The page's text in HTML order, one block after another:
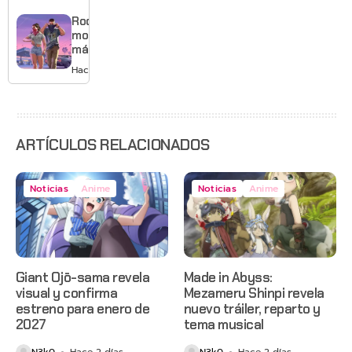
gráficos
y mucho
Mario
Rockstar
mostrará
más de
GTA 6 en
agosto
Hace 3 días
ARTÍCULOS RELACIONADOS
Noticias Anime
Giant Ojō-sama revela
visual y confirma
estreno para enero de
2027
Noticias Anime
Made in Abyss:
Mezameru Shinpi revela
nuevo tráiler, reparto y
tema musical